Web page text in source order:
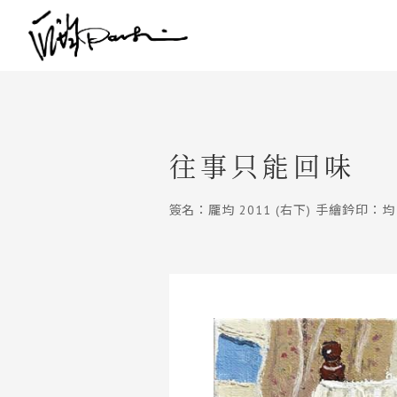
往事只能回味
簽名：龎均 2011 (右下) 手繪鈐印：